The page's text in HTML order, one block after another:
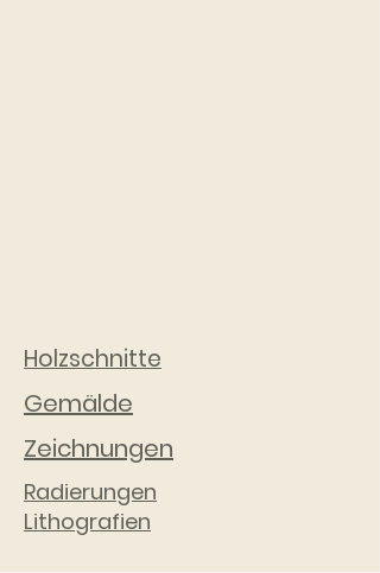
Holzschnitte
Gemälde
Zeichnungen
Radierungen
Lithografien